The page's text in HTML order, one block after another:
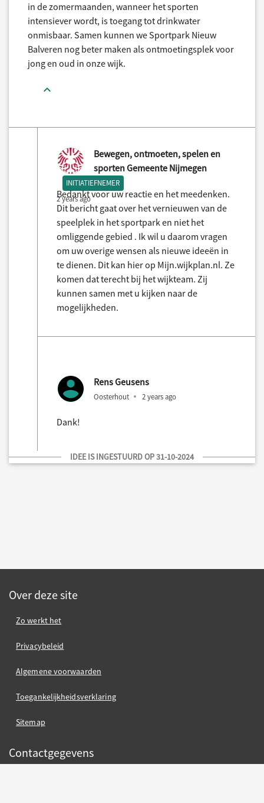
in de zomermaanden, wanneer het sporten
intensiever wordt, is toegang tot drinkwater
onmisbaar. Samen kunnen we Sportpark Nieuw
Balveren nog beter maken als ontmoetingsplek voor
jong en oud in onze wijk.
Bewegen, ontmoeten, spelen en
sporten Gemeente Nijmegen
INITIATIEFNEMER
2 years ago
Bedankt voor uw reactie en het meedenken.
Dit bericht gaat over het vernieuwen van de
speelplek in het sportpark en niet het
omliggende gebied . Ik wil u daarom vragen
om uw overige wensen als nieuwe ideeën in
te dienen. Dit kan hier op Mijn.wijkplan.nl. Ze
komen dat terecht bij het wijkteam. Zij
kunnen samen met u kijken naar de
mogelijkheden.
Rens Geusens
Oosterhout 2 years ago
Dank!
IDEE IS INGESTUURD OP 31-10-2024
Over deze site
Zo werkt het
Privacybeleid
Algemene voorwaarden
Toegankelijkheidsverklaring
Sitemap
Contactgegevens